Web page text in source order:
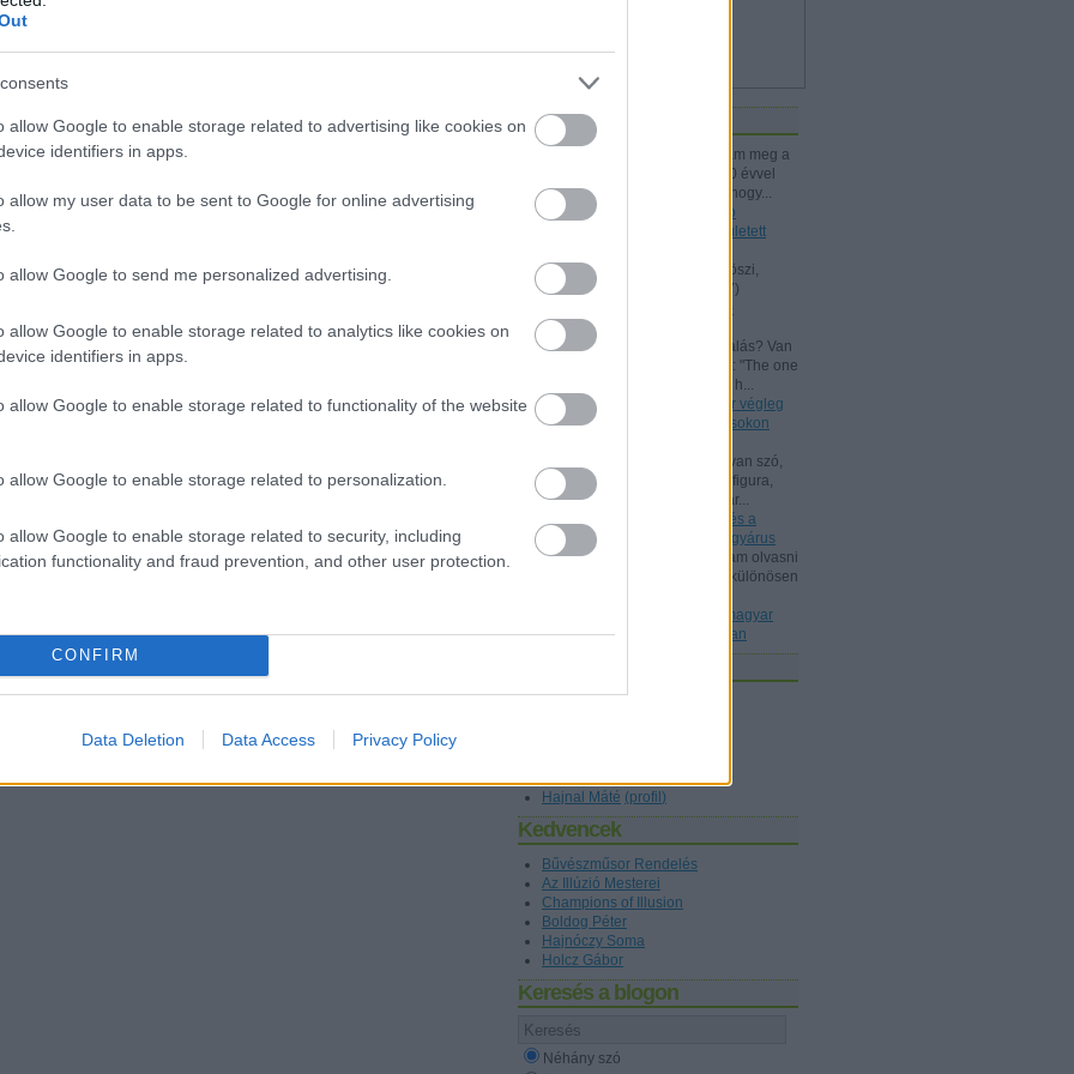
allow Google to enable storage related to advertising like cookies on
identifiers in apps.
allow my user data to be sent to Google for online advertising
allow Google to send me personalized advertising.
allow Google to enable storage related to analytics like cookies on
identifiers in apps.
allow Google to enable storage related to functionality of the website
allow Google to enable storage related to personalization.
allow Google to enable storage related to security, including
functionality and fraud prevention, and other user protection.
CONFIRM
Data Deletion Data Access Privacy Policy
Friss topikok
Nagymamámtól kaptam meg a
25 Kártyatrükköt, amit ő kb. 20 évvel
korábban vehetett. (Jó tudni, hogy...
2024.12.03. 18:24
A Rodolfo
bűvészdobozok - 110 éve született
Kelle Botond:
@Omcsesz: Köszi,
javítottam.
2024.06.18. 10:17)
Beszámoló a bűvész Európa-
bajnokságról - FISM 2024
aang:
@Kelle Botond: És, csalás? Van
tudományos magyarázat erre: "The one
he bent with me peering over h...
2021.07.25. 19:15
Uri Geller végleg
"megtért": bűvészkongresszusokon
Szerintem itt is arról van szó,
hogy egy ennyire kidolgozott figura,
brand esetén fontos, hogy már...
Rodolfo és a
Dunából kimentett kínai gyöngyárus
Shisho: Érdeklődéssel szoktam olvasni
a blogot, ez mint könyvtárost különösen
Az első magyar
nyelvű bűvészkönyv nyomában
Hajnal Máté (profil )
Kedvencek
Bűvészműsor Rendelés
Az Illúzió Mesterei
Champions of Illusion
Boldog Péter
Hajnóczy Soma
Holcz Gábor
Keresés a blogon
Néhány szó